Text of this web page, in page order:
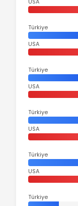
Türkiye
USA
Türkiye
USA
Türkiye
USA
Türkiye
USA
Türkiye